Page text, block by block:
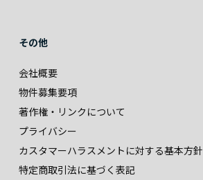
その他
会社概要
物件募集要項
著作権・リンクについて
プライバシー
カスタマーハラスメントに対する基本方針
特定商取引法に基づく表記